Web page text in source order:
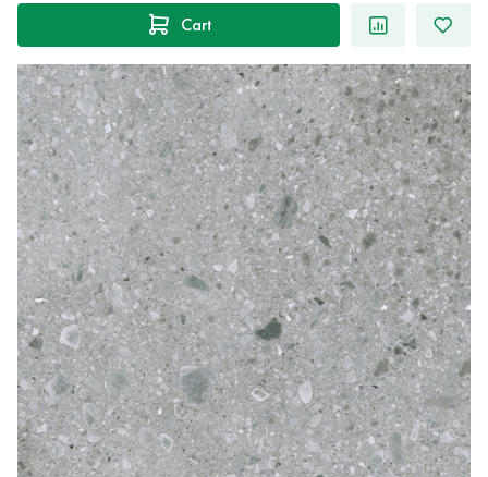
Cart